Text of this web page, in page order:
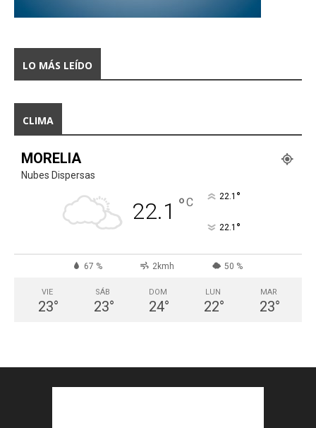
LO MÁS LEÍDO
CLIMA
MORELIA
Nubes Dispersas
22.1 °C 22.1 °
22.1 °
67 % 2kmh 50 %
VIE
23°
SÁB
23°
DOM
24°
LUN
22°
MAR
23°